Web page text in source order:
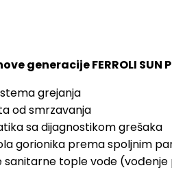
generacije FERROLI SUN P
grejanja
od smrzavanja
sa dijagnostikom grešaka
gorionika prema spoljnim
tople vode